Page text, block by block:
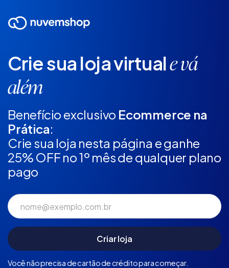
Crie sua loja virtuale vá
além
Benefício exclusivo Ecommerce na
Prática:
Crie sua loja nesta página e ganhe
25% OFF no 1º mês de qualquer plano
pago
Você não precisa de cartão de crédito para começar.